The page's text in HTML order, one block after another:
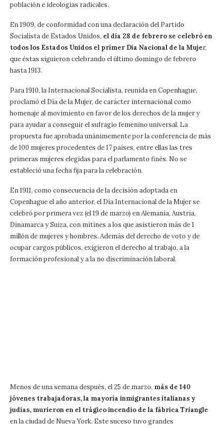
población e ideologías radicales.
En 1909, de conformidad con una declaración del Partido
Socialista de Estados Unidos, el día 28 de febrero se celebró en
todos los Estados Unidos el primer Día Nacional de la Mujer,
que éstas siguieron celebrando el último domingo de febrero
hasta 1913.
Para 1910, la Internacional Socialista, reunida en Copenhague,
proclamó el Día de la Mujer, de carácter internacional como
homenaje al movimiento en favor de los derechos de la mujer y
para ayudar a conseguir el sufragio femenino universal. La
propuesta fue aprobada unánimemente por la conferencia de más
de 100 mujeres procedentes de 17 países, entre ellas las tres
primeras mujeres elegidas para el parlamento finés. No se
estableció una fecha fija para la celebración.
En 1911, como consecuencia de la decisión adoptada en
Copenhague el año anterior, el Día Internacional de la Mujer se
celebró por primera vez (el 19 de marzo) en Alemania, Austria,
Dinamarca y Suiza, con mítines a los que asistieron más de 1
millón de mujeres y hombres. Además del derecho de voto y de
ocupar cargos públicos, exigieron el derecho al trabajo, a la
formación profesional y a la no discriminación laboral.
Menos de una semana después, el 25 de marzo, más de 140
jóvenes trabajadoras, la mayoría inmigrantes italianas y
judías, murieron en el trágico incendio de la fábrica Triangle
en la ciudad de Nueva York. Este suceso tuvo grandes